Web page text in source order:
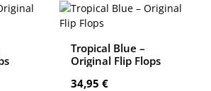
Tropical Blue –
Original Flip Flops
Regulärer Preis:
34,95 €